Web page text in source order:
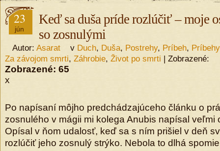
23
jún
Keď sa duša príde rozlúčiť – moje
so zosnulými
Autor: Asarat v Duch, Duša, Postrehy, Príbeh,
Za závojom smrti, Záhrobie, Život po smrti | Zobrazené:
Zobrazené: 65
x
Po napísaní môjho predchádzajúceho článku o
zosnulého v mágii mi kolega Anubis napísal veľmi
Opísal v ňom udalosť, keď sa s ním prišiel v deň
rozlúčiť jeho zosnulý strýko. Nebola to dlhá